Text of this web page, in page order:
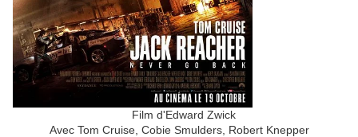
Film d'Edward Zwick
Avec Tom Cruise, Cobie Smulders, Robert Knepper